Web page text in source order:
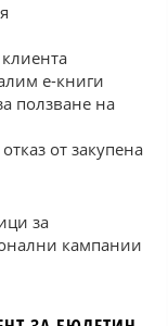
е-книги
ползване на
от закупена
за
кампании